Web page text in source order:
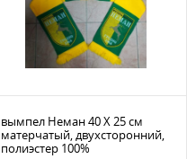
вымпел Неман 40 Х 25 см
матерчатый, двухсторонний,
полиэстер 100%